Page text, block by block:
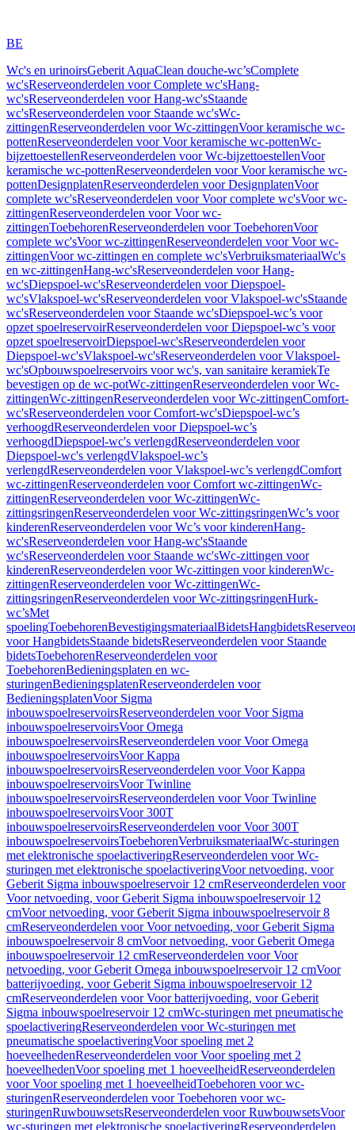
BE
Wc's en urinoirsGeberit AquaClean douche-wc’sComplete
wc'sReserveonderdelen voor Complete wc'sHang-
wc'sReserveonderdelen voor Hang-wc'sStaande
wc'sReserveonderdelen voor Staande wc'sWc-
zittingenReserveonderdelen voor Wc-zittingenVoor keramische wc-
pottenReserveonderdelen voor Voor keramische wc-pottenWc-
bijzettoestellenReserveonderdelen voor Wc-bijzettoestellenVoor
keramische wc-pottenReserveonderdelen voor Voor keramische wc-
pottenDesignplatenReserveonderdelen voor DesignplatenVoor
complete wc'sReserveonderdelen voor Voor complete wc'sVoor wc-
zittingenReserveonderdelen voor Voor wc-
zittingenToebehorenReserveonderdelen voor ToebehorenVoor
complete wc'sVoor wc-zittingenReserveonderdelen voor Voor wc-
zittingenVoor wc-zittingen en complete wc'sVerbruiksmateriaalWc's
en wc-zittingenHang-wc'sReserveonderdelen voor Hang-
wc'sDiepspoel-wc'sReserveonderdelen voor Diepspoel-
wc'sVlakspoel-wc'sReserveonderdelen voor Vlakspoel-wc'sStaande
wc'sReserveonderdelen voor Staande wc'sDiepspoel-wc’s voor
opzet spoelreservoirReserveonderdelen voor Diepspoel-wc’s voor
opzet spoelreservoirDiepspoel-wc'sReserveonderdelen voor
Diepspoel-wc'sVlakspoel-wc'sReserveonderdelen voor Vlakspoel-
wc'sOpbouwspoelreservoirs voor wc's, van sanitaire keramiekTe
bevestigen op de wc-potWc-zittingenReserveonderdelen voor Wc-
zittingenWc-zittingenReserveonderdelen voor Wc-zittingenComfort-
wc'sReserveonderdelen voor Comfort-wc'sDiepspoel-wc’s
verhoogdReserveonderdelen voor Diepspoel-wc’s
verhoogdDiepspoel-wc's verlengdReserveonderdelen voor
Diepspoel-wc's verlengdVlakspoel-wc’s
verlengdReserveonderdelen voor Vlakspoel-wc’s verlengdComfort
wc-zittingenReserveonderdelen voor Comfort wc-zittingenWc-
zittingenReserveonderdelen voor Wc-zittingenWc-
zittingsringenReserveonderdelen voor Wc-zittingsringenWc’s voor
kinderenReserveonderdelen voor Wc’s voor kinderenHang-
wc'sReserveonderdelen voor Hang-wc'sStaande
wc'sReserveonderdelen voor Staande wc'sWc-zittingen voor
kinderenReserveonderdelen voor Wc-zittingen voor kinderenWc-
zittingenReserveonderdelen voor Wc-zittingenWc-
zittingsringenReserveonderdelen voor Wc-zittingsringenHurk-
wc’sMet
spoelingToebehorenBevestigingsmateriaalBidetsHangbidets
voor HangbidetsStaande bidetsReserveonderdelen voor Staande
bidetsToebehorenReserveonderdelen voor
ToebehorenBedieningsplaten en wc-
sturingenBedieningsplatenReserveonderdelen voor
BedieningsplatenVoor Sigma
inbouwspoelreservoirsReserveonderdelen voor Voor Sigma
inbouwspoelreservoirsVoor Omega
inbouwspoelreservoirsReserveonderdelen voor Voor Omega
inbouwspoelreservoirsVoor Kappa
inbouwspoelreservoirsReserveonderdelen voor Voor Kappa
inbouwspoelreservoirsVoor Twinline
inbouwspoelreservoirsReserveonderdelen voor Voor Twinline
inbouwspoelreservoirsVoor 300T
inbouwspoelreservoirsReserveonderdelen voor Voor 300T
inbouwspoelreservoirsToebehorenVerbruiksmateriaalWc-sturingen
met elektronische spoelactiveringReserveonderdelen voor Wc-
sturingen met elektronische spoelactiveringVoor netvoeding, voor
Geberit Sigma inbouwspoelreservoir 12 cmReserveonderdelen voor
Voor netvoeding, voor Geberit Sigma inbouwspoelreservoir 12
cmVoor netvoeding, voor Geberit Sigma inbouwspoelreservoir 8
cmReserveonderdelen voor Voor netvoeding, voor Geberit Sigma
inbouwspoelreservoir 8 cmVoor netvoeding, voor Geberit Omega
inbouwspoelreservoir 12 cmReserveonderdelen voor Voor
netvoeding, voor Geberit Omega inbouwspoelreservoir 12 cmVoor
batterijvoeding, voor Geberit Sigma inbouwspoelreservoir 12
cmReserveonderdelen voor Voor batterijvoeding, voor Geberit
Sigma inbouwspoelreservoir 12 cmWc-sturingen met pneumatische
spoelactiveringReserveonderdelen voor Wc-sturingen met
pneumatische spoelactiveringVoor spoeling met 2
hoeveelhedenReserveonderdelen voor Voor spoeling met 2
hoeveelhedenVoor spoeling met 1 hoeveelheidReserveonderdelen
voor Voor spoeling met 1 hoeveelheidToebehoren voor wc-
sturingenReserveonderdelen voor Toebehoren voor wc-
sturingenRuwbouwsetsReserveonderdelen voor RuwbouwsetsVoor
wc-sturingen met elektronische spoelactiveringReserveonderdelen